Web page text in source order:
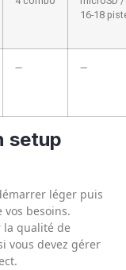
16-18
— —
setup
léger puis
vos besoins.
la qualité de
vous devez gérer